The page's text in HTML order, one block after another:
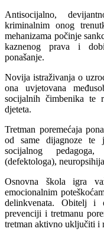
Antisocijalno,
kriminalnim onog
mehanizama počinje
kaznenog prava i
ponašanje.
Novija istraživanja o
ona uvjetovana
socijalnih čimbenika te
djeteta.
Tretman poremećaja
od same dijagnoze te
socijalnog pedagoga,
(defektologa),
Osnovna škola igra
emocionalnim
delinkvenata. Obitelj i
prevenciji i tretmanu
tretman aktivno uključiti i